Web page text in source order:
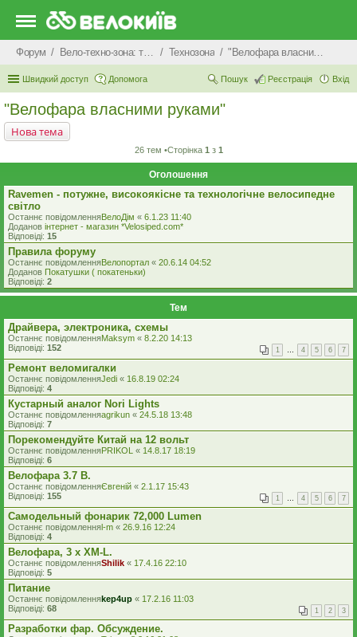
Форум Вело-техно-зона: технічні питання та консультації Технозона "Велофара власними руками"
Швидкий доступ Допомога Вхід
Реєстрація
Пошук
"Велофара власними руками"
Нова тема
26 тем •Сторінка 1 з 1
Оголошення
Ravemen - потужне, високоякісне та технологічне велосипедне
світло
Останнє повідомленняВелоДім « 6.1.23 11:40
Доданов iнтернет - магазин *Velosiped.com*
Відповіді: 15
Правила форуму
Останнє повідомленняВелопортал « 20.6.14 04:52
Доданов Покатушки ( покатеньки)
Відповіді: 2
Тем
Драйвера, электроника, схемы
Останнє повідомленняMaksym « 8.2.20 14:13
Відповіді: 152 1 … 4 5 6 7
Ремонт веломигалки
Останнє повідомленняJedi « 16.8.19 02:24
Відповіді: 4
Кустарный аналог Nori Lights
Останнє повідомленняagrikun « 24.5.18 13:48
Відповіді: 7
Порекомендуйте Китай на 12 вольт
Останнє повідомленняPRIKOL « 14.8.17 18:19
Відповіді: 6
Велофара 3.7 В.
Останнє повідомленняЄвгеній « 2.1.17 15:43
Відповіді: 155 1 … 4 5 6 7
Самодельный фонарик 72,000 Lumen
Останнє повідомленняl-m « 26.9.16 12:24
Відповіді: 4
Велофара, 3 х XM-L.
Останнє повідомленняShilik « 17.4.16 22:10
Відповіді: 5
Питание
Останнє повідомленняkep4up « 17.2.16 11:03
Відповіді: 68 1 2 3
Разработки фар. Обсуждение.